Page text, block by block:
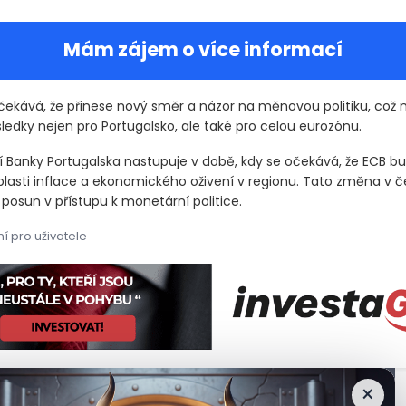
Mám zájem o více informací
že přinese nový směr a názor na měnovou politiku, což
nejen pro Portugalsko, ale také pro celou eurozónu.
Portugalska nastupuje v době, kdy se očekává, že ECB
inflace a ekonomického oživení v regionu. Tato změna v
v přístupu k monetární politice.
Pereira, portugalský ekonom, nastoupí na post guvernéra
pro uživatele
Pereira, portugalský ekonom, nastoupí na post guvernéra
×